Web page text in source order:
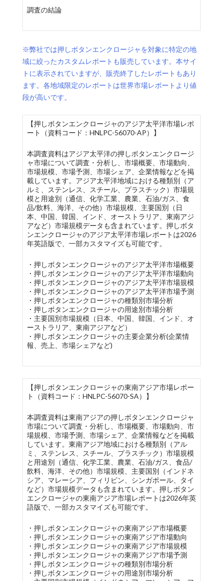
調査の結論
※弊社では押しボタンエンクロージャを対象に特定の地
域に絞ったカスタムレポートも販売しています。本サイ
トに表示されていますが、販売終了したレポートもあり
ます。各地域限定のレポートは世界市場レポートより値
段が高いです。
【押しボタンエンクロージャのアジア太平洋市場レポ
ート（資料コード：HNLPC-56070-AP）】
本調査資料はアジア太平洋の押しボタンエンクロージ
ャ市場について調査・分析し、市場概要、市場動向、
市場規模、市場予測、市場シェア、企業情報などを掲
載しています。アジア太平洋地域における種類別（ア
ルミ、ステンレス、スチール、プラスチック）市場規
模と用途別（通信、化学工業、農業、石油/ガス、食
品/飲料、海洋、その他）市場規模、主要国別（日
本、中国、韓国、インド、オーストラリア、東南アジ
アなど）市場規模データも含まれています。押しボタ
ンエンクロージャのアジア太平洋市場レポートは2026
年英語版で、一部カスタマイズも可能です。
・押しボタンエンクロージャのアジア太平洋市場概要
・押しボタンエンクロージャのアジア太平洋市場動向
・押しボタンエンクロージャのアジア太平洋市場規模
・押しボタンエンクロージャのアジア太平洋市場予測
・押しボタンエンクロージャの種類別市場分析
・押しボタンエンクロージャの用途別市場分析
・主要国別市場規模（日本、中国、韓国、インド、オ
ーストラリア、東南アジアなど）
・押しボタンエンクロージャの主要企業分析(企業情
報、売上、市場シェアなど)
【押しボタンエンクロージャの東南アジア市場レポー
ト（資料コード：HNLPC-56070-SA）】
本調査資料は東南アジアの押しボタンエンクロージャ
市場について調査・分析し、市場概要、市場動向、市
場規模、市場予測、市場シェア、企業情報などを掲載
しています。東南アジア地域における種類別（アル
ミ、ステンレス、スチール、プラスチック）市場規模
と用途別（通信、化学工業、農業、石油/ガス、食品/
飲料、海洋、その他）市場規模、主要国別（インドネ
シア、マレーシア、フィリピン、シンガポール、タイ
など）市場規模データも含まれています。押しボタン
エンクロージャの東南アジア市場レポートは2026年英
語版で、一部カスタマイズも可能です。
・押しボタンエンクロージャの東南アジア市場概要
・押しボタンエンクロージャの東南アジア市場動向
・押しボタンエンクロージャの東南アジア市場規模
・押しボタンエンクロージャの東南アジア市場予測
・押しボタンエンクロージャの種類別市場分析
・押しボタンエンクロージャの用途別市場分析